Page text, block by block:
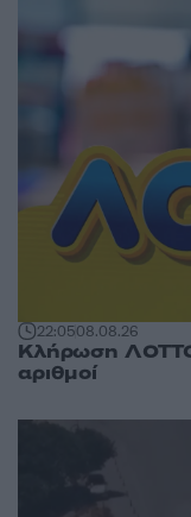
22:0508.08.26
Κλήρωση ΛΟΤΤΟ
αριθμοί